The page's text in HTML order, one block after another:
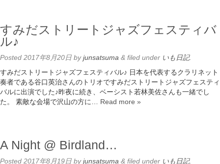
すみだストリートジャズフェスティバ
ル♪
Posted 2017年8月20日 byjunsatsuma & filed under いも日記.
すみだストリートジャズフェスティバル♪ 日本を代表するクラリネット
奏者である谷口英治さんのトリオですみだストリートジャズフェスティ
バルに出演でした♪昨夜に続き、ベーシスト若林美佐さんも一緒でし
た。 素敵な会場で沢山の方に… Read more »
A Night @ Birdland…
Posted 2017年8月19日 byjunsatsuma & filed under いも日記.